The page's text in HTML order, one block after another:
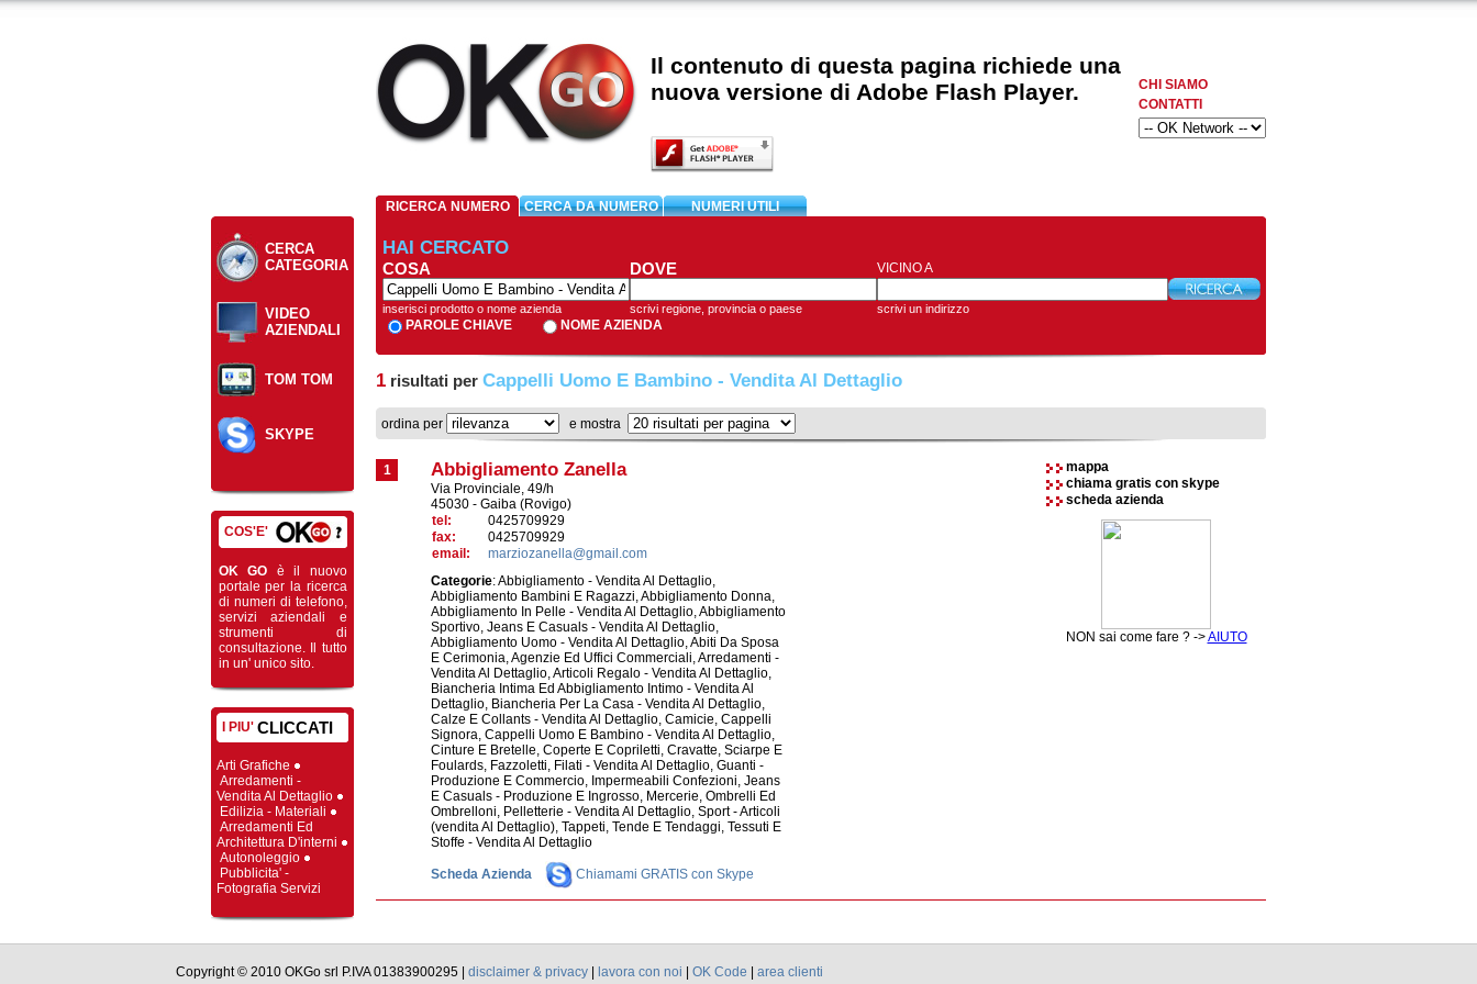
Il contenuto di questa pagina richiede una
nuova versione di Adobe Flash Player.
CHI SIAMO
CONTATTI
RICERCA NUMERO CERCA DA NUMERO NUMERI UTILI
CERCA
CATEGORIA
VIDEO
AZIENDALI
TOM TOM
SKYPE
COS'E'
OK GO è il nuovo
portale per la ricerca
di numeri di telefono,
servizi aziendali e
strumenti di
consultazione. Il tutto
in un' unico sito.
I PIU' CLICCATI
Arti Grafiche
Arredamenti -
Vendita Al Dettaglio
Edilizia - Materiali
Arredamenti Ed
Architettura D'interni
Autonoleggio
Pubblicita' -
Fotografia Servizi
HAI CERCATO
COSA DOVE VICINO A
inserisci prodotto o nome azienda scrivi regione, provincia o paese scrivi un indirizzo
PAROLE CHIAVE NOME AZIENDA
1 risultati per Cappelli Uomo E Bambino - Vendita Al Dettaglio
ordina per e mostra
1 Abbigliamento Zanella
Via Provinciale, 49/h
45030 - Gaiba (Rovigo)
tel:
0425709929
fax:
0425709929
email:
marziozanella@gmail.com
Categorie:Abbigliamento - Vendita Al Dettaglio,
Abbigliamento Bambini E Ragazzi,Abbigliamento Donna,
Abbigliamento In Pelle - Vendita Al Dettaglio,Abbigliamento
Sportivo, Jeans E Casuals - Vendita Al Dettaglio,
Abbigliamento Uomo - Vendita Al Dettaglio,Abiti Da Sposa
E Cerimonia,Agenzie Ed Uffici Commerciali,Arredamenti -
Vendita Al Dettaglio,Articoli Regalo - Vendita Al Dettaglio,
Biancheria Intima Ed Abbigliamento Intimo - Vendita Al
Dettaglio, Biancheria Per La Casa - Vendita Al Dettaglio,
Calze E Collants - Vendita Al Dettaglio, Camicie, Cappelli
Signora, Cappelli Uomo E Bambino - Vendita Al Dettaglio,
Cinture E Bretelle, Coperte E Copriletti, Cravatte, Sciarpe E
Foulards, Fazzoletti, Filati - Vendita Al Dettaglio, Guanti -
Produzione E Commercio, Impermeabili Confezioni, Jeans
E Casuals - Produzione E Ingrosso, Mercerie, Ombrelli Ed
Ombrelloni, Pelletterie - Vendita Al Dettaglio, Sport - Articoli
(vendita Al Dettaglio), Tappeti, Tende E Tendaggi, Tessuti E
Stoffe - Vendita Al Dettaglio
Scheda Azienda Chiamami GRATIS con Skype
mappa
chiama gratis con skype
scheda azienda
NON sai come fare ? ->AIUTO
Copyright © 2010 OKGo srl P.IVA 01383900295 | disclaimer & privacy lavora con noi OK Code area clienti